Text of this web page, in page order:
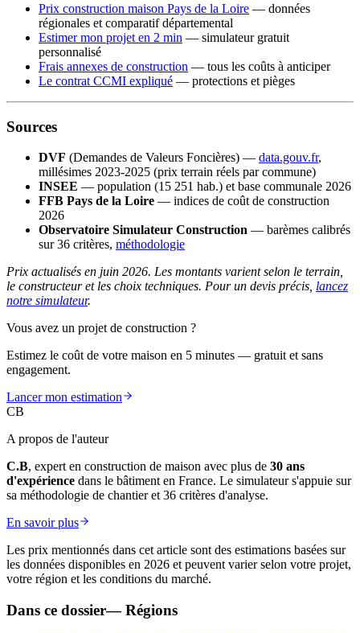
Prix construction maison Pays de la Loire — données
régionales et comparatif départemental
Estimer mon projet en 2 min — simulateur gratuit
personnalisé
Frais annexes de construction — tous les coûts à anticiper
Le contrat CCMI expliqué — protections et pièges
Sources
DVF (Demandes de Valeurs Foncières) — data.gouv.fr,
millésimes 2023-2025 (prix terrain réels par commune)
INSEE — population (15 251 hab.) et base communale 2026
FFB Pays de la Loire — indices de coût de construction
2026
Observatoire Simulateur Construction — barèmes calibrés
sur 36 critères, méthodologie
Prix actualisés en juin 2026. Les montants varient selon le terrain,
le constructeur et les choix techniques. Pour un devis précis, lancez
notre simulateur.
Vous avez un projet de construction ?
Estimez le coût de votre maison en 5 minutes — gratuit et sans
engagement.
Lancer mon estimation
CB
A propos de l'auteur
C.B, expert en construction de maison avec plus de 30 ans
d'expérience dans le bâtiment en France. Le simulateur s'appuie sur
sa méthodologie de chantier et 36 critères d'analyse.
En savoir plus
Les prix mentionnés dans cet article sont des estimations basées sur
les données disponibles en 2026 et peuvent varier selon votre projet,
votre région et les conditions du marché.
Dans ce dossier—Régions